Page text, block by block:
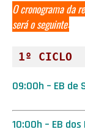
O cronograma da
será o seguinte:
1º CICLO
09:00h – EB de
10:00h – EB